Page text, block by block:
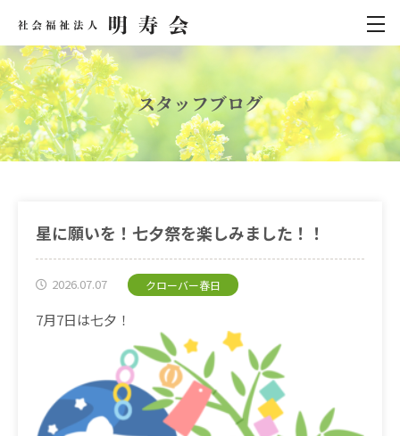
スタッフブログ
星に願いを！七夕祭を楽しみました！！
2026.07.07 クローバー春日
7月7日は七夕！